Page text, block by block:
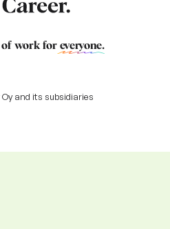
work for everyone.
and its subsidiaries